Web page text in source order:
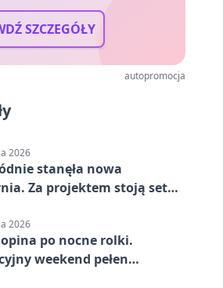
SZCZEGÓŁY
autopromocja
2026
stanęła nowa
Za projektem stoją setki
2026
po nocne rolki.
weekend pełen